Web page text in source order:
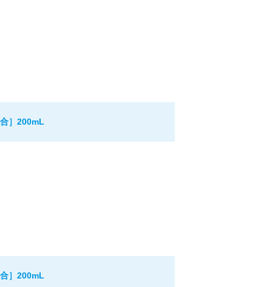
］200mL
］200mL